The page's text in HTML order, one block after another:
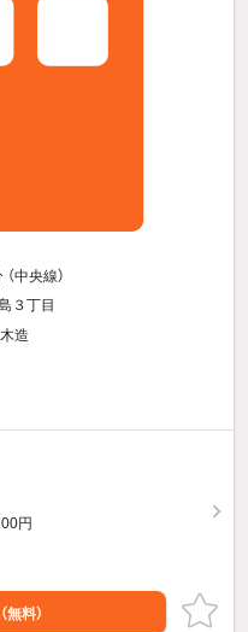
（中央線）
３丁目
造
円
（無料）